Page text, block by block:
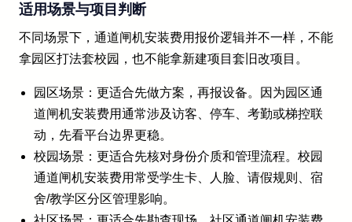
适用场景与项目判断
不同场景下，通道闸机安装费用报价逻辑并不一样，不能
拿园区打法套校园，也不能拿新建项目套旧改项目。
园区场景：更适合先做方案，再报设备。因为园区通
道闸机安装费用通常涉及访客、停车、考勤或梯控联
动，先看平台边界更稳。
校园场景：更适合先核对身份介质和管理流程。校园
通道闸机安装费用常受学生卡、人脸、请假规则、宿
舍/教学区分区管理影响。